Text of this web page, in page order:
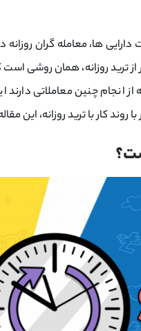
دارایی ها، معامله گران
ترید روزانه، همان روشی است
انجام چنین معاملاتی
کار با ترید روزانه، این